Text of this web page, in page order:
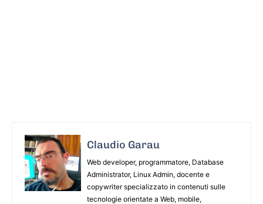
Claudio Garau
Web developer, programmatore, Database
Administrator, Linux Admin, docente e
copywriter specializzato in contenuti sulle
tecnologie orientate a Web, mobile,